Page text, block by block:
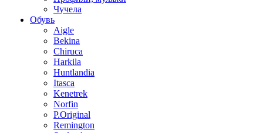
Чучела
Обувь
Aigle
Bekina
Chiruсa
Harkila
Huntlandia
Itasca
Kenetrek
Norfin
P.Original
Remington